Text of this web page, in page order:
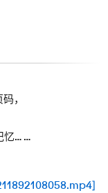
，
忆… …